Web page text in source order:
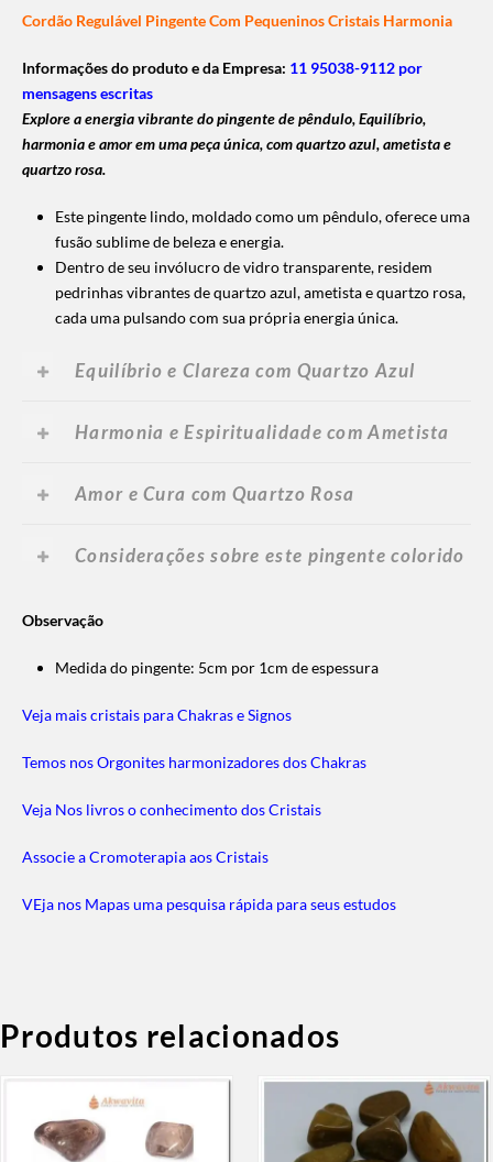
Cordão Regulável Pingente Com Pequeninos Cristais Harmonia
Informações do produto e da Empresa: 11 95038-9112 por
mensagens escritas
Explore a energia vibrante do pingente de pêndulo, Equilíbrio,
harmonia e amor em uma peça única, com quartzo azul, ametista e
quartzo rosa.
Este pingente lindo, moldado como um pêndulo, oferece uma
fusão sublime de beleza e energia.
Dentro de seu invólucro de vidro transparente, residem
pedrinhas vibrantes de quartzo azul, ametista e quartzo rosa,
cada uma pulsando com sua própria energia única.
Equilíbrio e Clareza com Quartzo Azul
Harmonia e Espiritualidade com Ametista
Amor e Cura com Quartzo Rosa
Considerações sobre este pingente colorido
Observação
Medida do pingente: 5cm por 1cm de espessura
Veja mais cristais para Chakras e Signos
Temos nos Orgonites harmonizadores dos Chakras
Veja Nos livros o conhecimento dos Cristais
Associe a Cromoterapia aos Cristais
VEja nos Mapas uma pesquisa rápida para seus estudos
Produtos relacionados